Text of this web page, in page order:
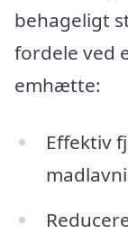
behageligt
fordele ved
emhætte:
Effektiv